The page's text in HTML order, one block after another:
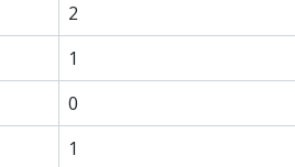
2
1
0
1